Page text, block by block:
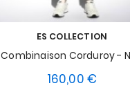
ES COLLECTION
Combinaison Corduroy -
160,00 €